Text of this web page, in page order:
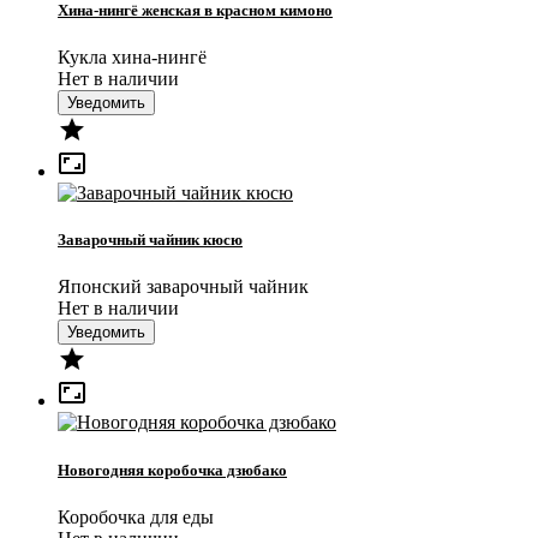
Хина-нингё женская в красном кимоно
Кукла хина-нингё
Нет в наличии
Уведомить


Заварочный чайник кюсю
Японский заварочный чайник
Нет в наличии
Уведомить


Новогодняя коробочка дзюбако
Коробочка для еды